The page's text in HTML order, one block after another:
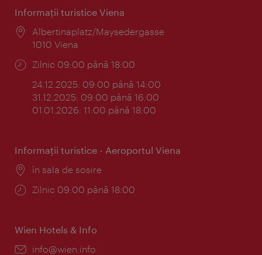
Informaţii turistice Viena
Locul:
Albertinaplatz/Maysedergasse
1010 Viena
Program:
Zilnic 09:00 până 18:00
24.12.2025: 09:00 până 14:00
31.12.2025: 09:00 până 16:00
01.01.2026: 11:00 până 18:00
Informaţii turistice - Aeroportul Viena
Locul:
în sala de sosire
Program:
Zilnic 09:00 până 18:00
Wien Hotels & Info
E-
info@wien.info